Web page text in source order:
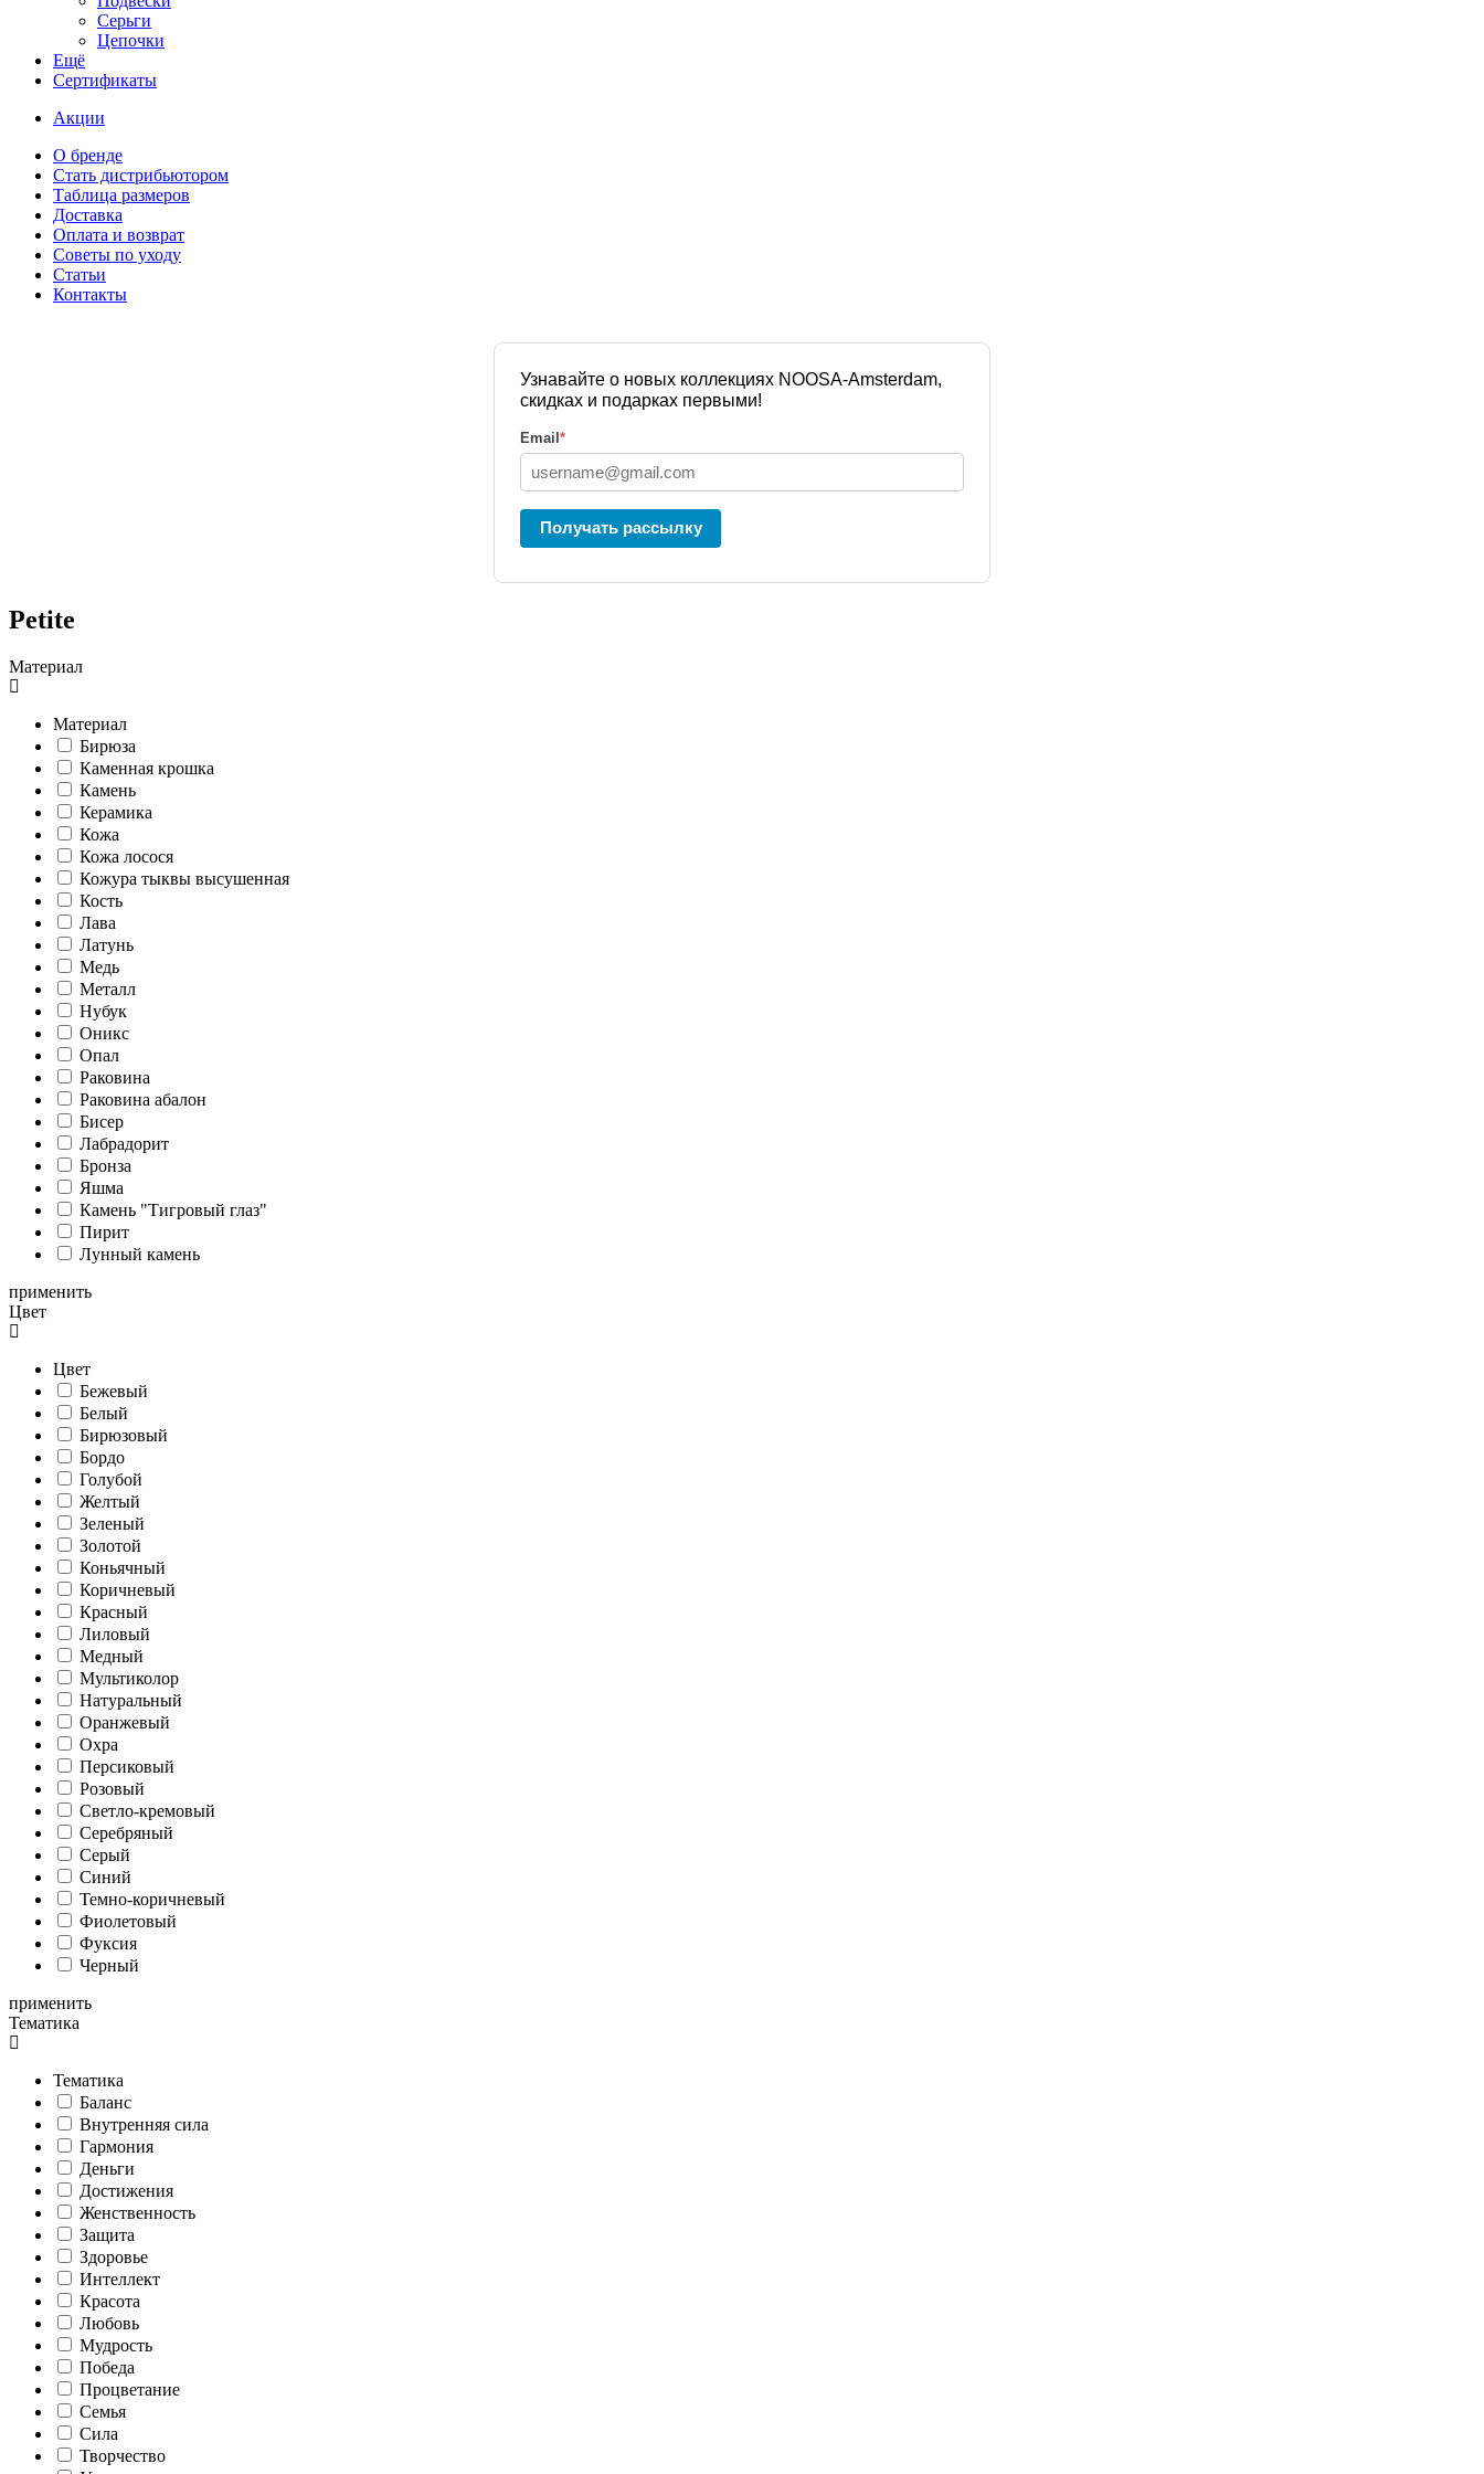
Серьги
Цепочки
Ещё
Сертификаты
Акции
О бренде
Стать дистрибьютором
Таблица размеров
Доставка
Оплата и возврат
Советы по уходу
Статьи
Контакты
Узнавайте о новых коллекциях NOOSA-Amsterdam,
скидках и подарках первыми!
Email *
Получать рассылку
Petite
Материал
Материал
Бирюза
Каменная крошка
Камень
Керамика
Кожа
Кожа лосося
Кожура тыквы высушенная
Кость
Лава
Латунь
Медь
Металл
Нубук
Оникс
Опал
Раковина
Раковина абалон
Бисер
Лабрадорит
Бронза
Яшма
Камень "Тигровый глаз"
Пирит
Лунный камень
применить
Цвет
Цвет
Бежевый
Белый
Бирюзовый
Бордо
Голубой
Желтый
Зеленый
Золотой
Коньячный
Коричневый
Красный
Лиловый
Медный
Мультиколор
Натуральный
Оранжевый
Охра
Персиковый
Розовый
Светло-кремовый
Серебряный
Серый
Синий
Темно-коричневый
Фиолетовый
Фуксия
Черный
применить
Тематика
Тематика
Баланс
Внутренняя сила
Гармония
Деньги
Достижения
Женственность
Защита
Здоровье
Интеллект
Красота
Любовь
Мудрость
Победа
Процветание
Семья
Сила
Творчество